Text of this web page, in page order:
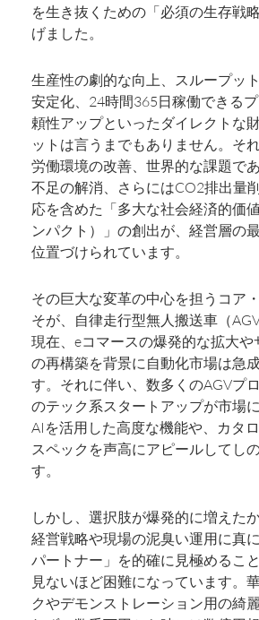
を生き抜くための「必須の生存戦
げました。
生産性の劇的な向上、スループッ
安定化、24時間365日稼働できる
頼性アップといったダイレクトな
ットは言うまでもありません。そ
労働環境の改善、世界的な課題で
不足の解消、さらにはCO2排出量
応を含めた「多大な社会経済的価
ンパクト）」の創出が、経営層の
位置づけられています。
その巨大な変革の中心を担うコア
そが、自律走行型無人搬送車（
現在、eコマースの爆発的な拡大や
の再構築を背景に自動化市場は急
す。それに伴い、数多くのAGVプ
のテック系スタートアップが市場
AIを活用した高度な機能や、カタ
スペックを声高にアピールしてし
す。
しかし、選択肢が爆発的に増えた
経営戦略や現場の泥臭い運用に真
パートナー」を的確に見極めるこ
見ないほど困難になっています。
クやデモンストレーション用の綺